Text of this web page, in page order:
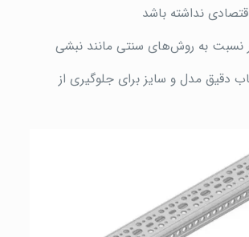
نداشته باشد
نسبت به روش‌های سنتی مانند نبشی
دقیق مدل و سایز برای جلوگیری از